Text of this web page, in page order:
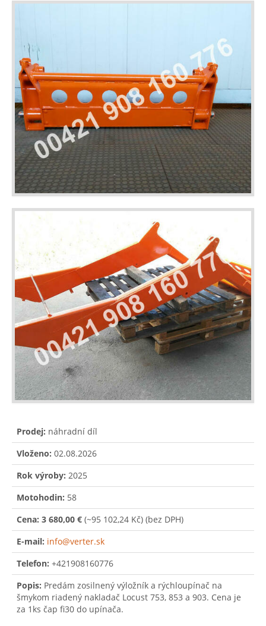
Prodej: náhradní díl
Vloženo: 02.08.2026
Rok výroby: 2025
Motohodin: 58
Cena: 3 680,00 € (~95 102,24 Kč) (bez DPH)
E-mail: info@verter.sk
Telefon: +421908160776
Popis: Predám zosilnený výložník a rýchloupínač na
šmykom riadený nakladač Locust 753, 853 a 903. Cena je
za 1ks čap fi30 do upínača.